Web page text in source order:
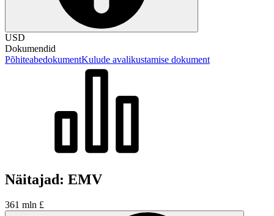
USD
Dokumendid
PõhiteabedokumentKulude avalikustamise dokument
Näitajad: EMV
361 mln £